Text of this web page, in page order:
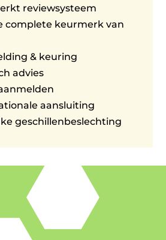
reviewsysteem
complete keurmerk van
& keuring
advies
aansluiting
geschillenbeslechting